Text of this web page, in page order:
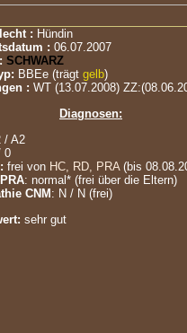
: Hündin
:06.07.2007
:SCHWARZ
BBEe (trägt gelb)
:WT (13.07.2008)
Diagnosen:
/ A2
0
frei von HC, RD, PRA (bis
: normal* (frei über die Eltern)
CNM: N / N (frei)
sehr gut